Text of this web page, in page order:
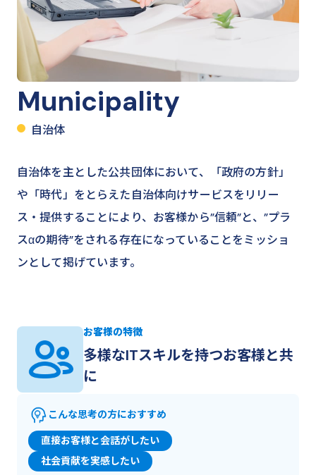
Municipality
自治体
自治体を主とした公共団体において、「政府の方針」
や「時代」をとらえた自治体向けサービスをリリー
ス・提供することにより、お客様から”信頼”と、”プラ
スαの期待”をされる存在になっていることをミッショ
ンとして掲げています。
お客様の特徴
多様なITスキルを持つお客様と共
に
こんな思考の方におすすめ
直接お客様と会話がしたい
社会貢献を実感したい